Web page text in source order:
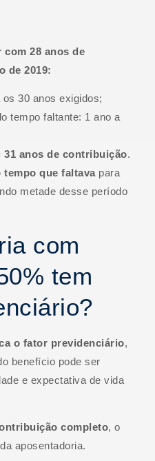
com 28 anos de
de 2019:
30 anos exigidos;
tempo faltante: 1 ano a
31 anos de contribuição.
tempo que faltava para
metade desse período
com
tem
o fator previdenciário,
benefício pode ser
e expectativa de vida
completo, o
aposentadoria.